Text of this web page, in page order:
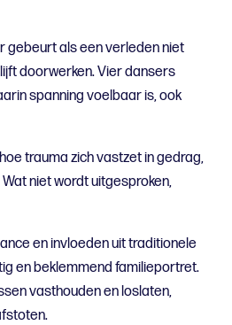
gebeurt als een verleden niet
doorwerken. Vier dansers
spanning voelbaar is, ook
trauma zich vastzet in gedrag,
niet wordt uitgesproken,
en invloeden uit traditionele
en beklemmend familieportret.
vasthouden en loslaten,